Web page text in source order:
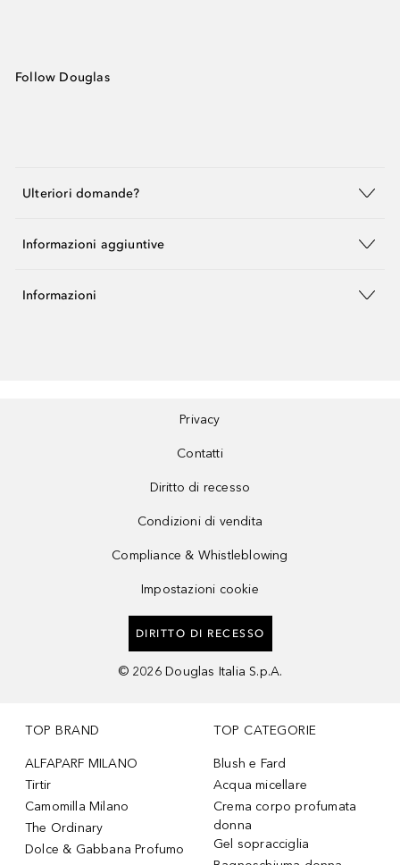
Follow Douglas
Ulteriori domande?
Informazioni aggiuntive
Informazioni
Privacy
Contatti
Diritto di recesso
Condizioni di vendita
Compliance & Whistleblowing
Impostazioni cookie
DIRITTO DI RECESSO
© 2026 Douglas Italia S.p.A.
TOP BRAND
ALFAPARF MILANO
Tirtir
Camomilla Milano
The Ordinary
Dolce & Gabbana Profumo
TOP CATEGORIE
Blush e Fard
Acqua micellare
Crema corpo profumata
donna
Gel sopracciglia